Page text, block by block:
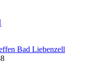
Bad Liebenzell